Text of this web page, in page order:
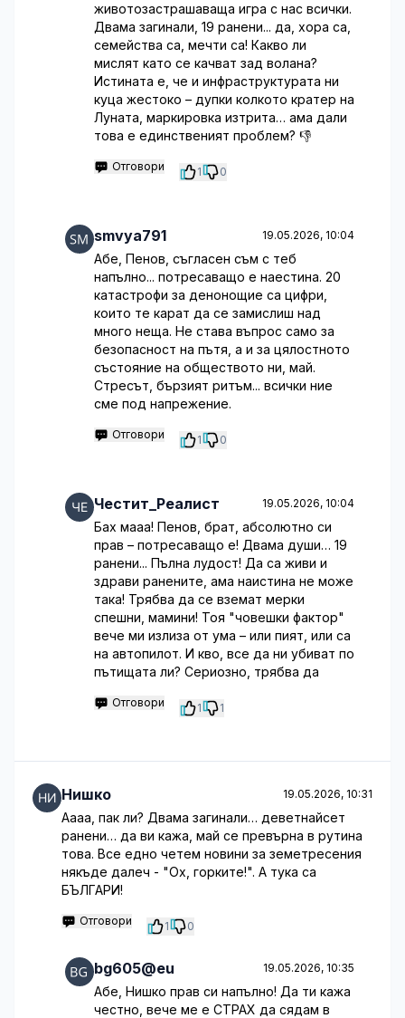
животозастрашаваща игра с нас всички.
Двама загинали, 19 ранени... да, хора са,
семейства са, мечти са! Какво ли
мислят като се качват зад волана?
Истината е, че и инфраструктурата ни
куца жестоко – дупки колкото кратер на
Луната, маркировка изтрита… ама дали
това е единственият проблем? 👎
Отговори 1 0
smvya791 19.05.2026, 10:04
Абе, Пенов, съгласен съм с теб
напълно... потресаващо е наестина. 20
катастрофи за денонощие са цифри,
които те карат да се замислиш над
много неща. Не става въпрос само за
безопасност на пътя, а и за цялостното
състояние на обществото ни, май.
Стресът, бързият ритъм... всички ние
сме под напрежение.
Отговори 1 0
Честит_Реалист 19.05.2026, 10:04
Бах мааа! Пенов, брат, абсолютно си
прав – потресаващо е! Двама души… 19
ранени... Пълна лудост! Да са живи и
здрави ранените, ама наистина не може
така! Трябва да се вземат мерки
спешни, мамини! Тоя "човешки фактор"
вече ми излиза от ума – или пият, или са
на автопилот. И кво, все да ни убиват по
пътищата ли? Сериозно, трябва да
Отговори 1 1
Нишко 19.05.2026, 10:31
Аааа, пак ли? Двама загинали… деветнайсет
ранени… да ви кажа, май се превърна в рутина
това. Все едно четем новини за земетресения
някъде далеч - "Ох, горките!". А тука са
БЪЛГАРИ!
Отговори 1 0
bg605@eu 19.05.2026, 10:35
Абе, Нишко прав си напълно! Да ти кажа
честно, вече ме е СТРАХ да сядам в